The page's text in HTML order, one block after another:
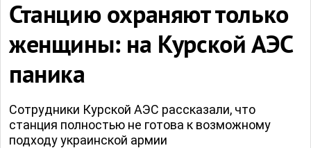
Станцию охраняют только
женщины: на Курской АЭС
паника
Сотрудники Курской АЭС рассказали, что
станция полностью не готова к возможному
подходу украинской армии